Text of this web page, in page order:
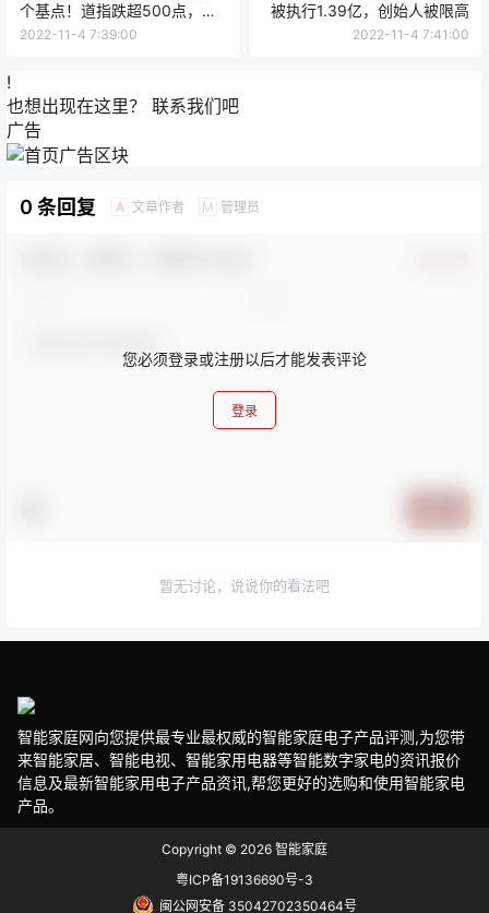
个基点！道指跌超500点，苹
果市值一夜蒸发约6517亿元！
2022-11-4 7:39:00
被执行1.39亿，创始人被限高
2022-11-4 7:41:00
!
也想出现在这里？ 联系我们吧
广告
0 条回复 A 文章作者 M 管理员
您必须登录或注册以后才能发表评论
登录
暂无讨论，说说你的看法吧
智能家庭网向您提供最专业最权威的智能家庭电子产品评测,为您带
来智能家居、智能电视、智能家用电器等智能数字家电的资讯报价
信息及最新智能家用电子产品资讯,帮您更好的选购和使用智能家电
产品。
Copyright © 2026 智能家庭
粤ICP备19136690号-3
闽公网安备 35042702350464号